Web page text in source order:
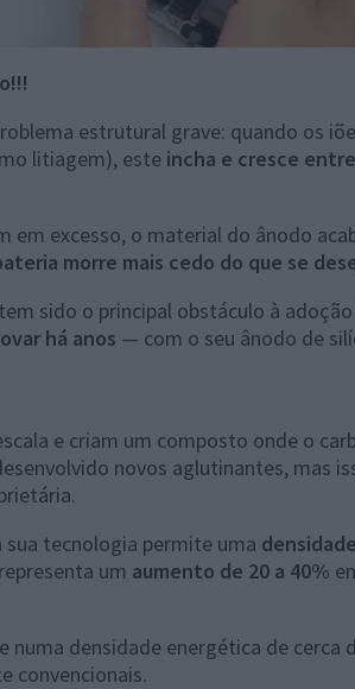
estrutural grave: quando os
litiagem), este incha e cresce
em excesso, o material do ânodo
morre mais cedo do que se
sido o principal obstáculo à
há anos — com o seu ânodo de
e criam um composto onde o
novos aglutinantes, mas
sua tecnologia permite uma
um aumento de 20 a 40%
numa densidade energética de cerca
convencionais.